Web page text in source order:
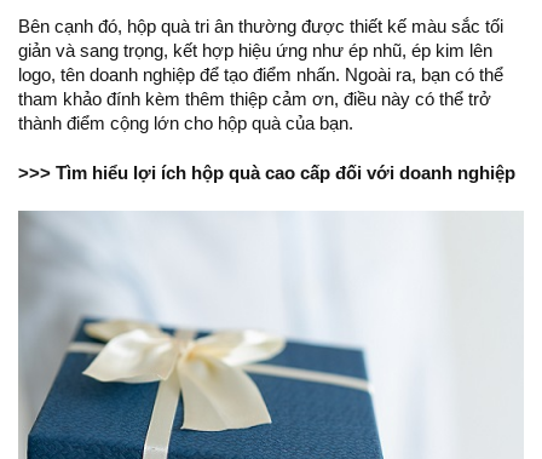
Bên cạnh đó, hộp quà tri ân thường được thiết kế màu sắc tối
giản và sang trọng, kết hợp hiệu ứng như ép nhũ, ép kim lên
logo, tên doanh nghiệp để tạo điểm nhấn. Ngoài ra, bạn có thể
tham khảo đính kèm thêm thiệp cảm ơn, điều này có thể trở
thành điểm cộng lớn cho hộp quà của bạn.
>>> Tìm hiểu lợi ích hộp quà cao cấp đối với doanh nghiệp